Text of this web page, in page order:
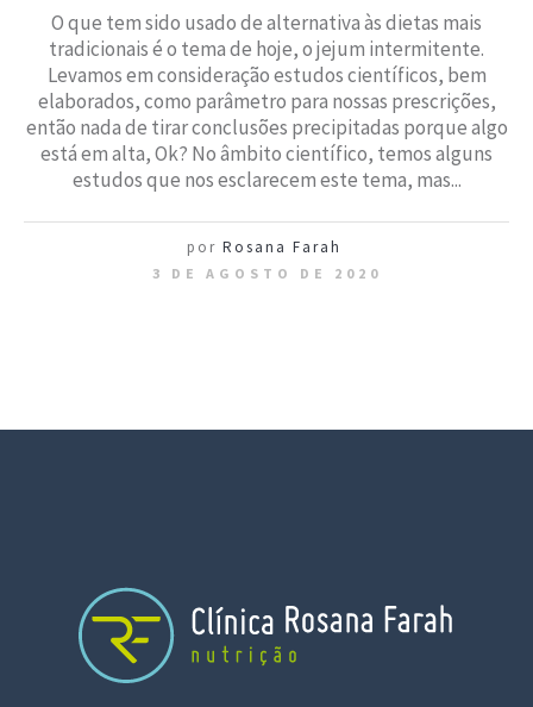
O que tem sido usado de alternativa às dietas mais
tradicionais é o tema de hoje, o jejum intermitente.
Levamos em consideração estudos científicos, bem
elaborados, como parâmetro para nossas prescrições,
então nada de tirar conclusões precipitadas porque algo
está em alta, Ok? No âmbito científico, temos alguns
estudos que nos esclarecem este tema, mas...
por Rosana Farah
3 DE AGOSTO DE 2020